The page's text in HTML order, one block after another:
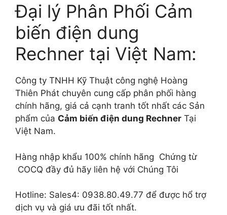
Đại lý Phân Phối Cảm
biến điện dung
Rechner tại Việt Nam:
Công ty TNHH Kỹ Thuật công nghệ Hoàng
Thiên Phát chuyên cung cấp phân phối hàng
chính hãng, giá cả cạnh tranh tốt nhất các Sản
phẩm của Cảm biến điện dung Rechner Tại
Việt Nam.
Hàng nhập khẩu 100% chính hãng Chứng từ
COCQ đầy đủ hãy liên hệ với Chúng Tôi
Hotline: Sales4: 0938.80.49.77 để được hổ trợ
dịch vụ và giá ưu đãi tốt nhất.